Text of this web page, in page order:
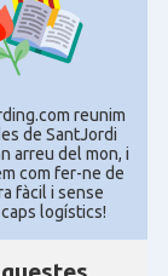
reunim
de SantJordi
arreu del mon, i
com fer-ne de
fàcil i sense
logí­stics!